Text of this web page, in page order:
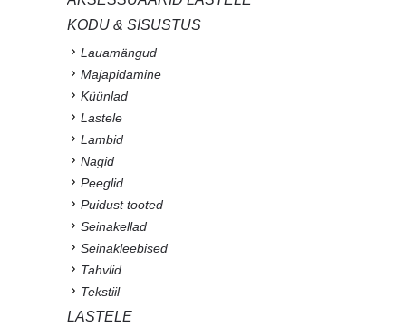
KODU & SISUSTUS
Lauamängud
Majapidamine
Küünlad
Lastele
Lambid
Nagid
Peeglid
Puidust tooted
Seinakellad
Seinakleebised
Tahvlid
Tekstiil
LASTELE